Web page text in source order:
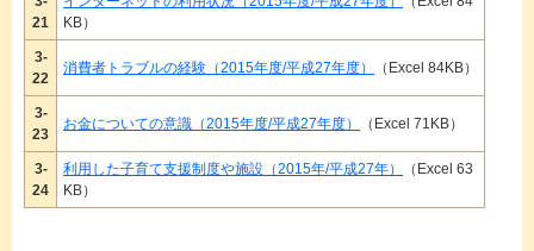
21
KB）
3-
22
消費者トラブルの経験（2015年度/平成27年度） （Excel 84KB）
3-
23
お金についての意識（2015年度/平成27年度） （Excel 71KB）
3-
24
利用した子育て支援制度や施設（2015年/平成27年）
（Excel 63
KB）